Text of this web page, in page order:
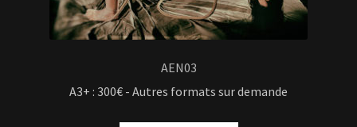
AEN03
A3+ : 300€ - Autres formats sur demande